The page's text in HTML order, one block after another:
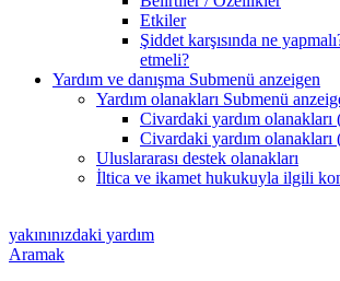
Etkiler
Şiddet karşısında ne
etmeli?
Yardım ve danışma Submenü anzeigen
Yardım olanakları Submenü
Civardaki yardım
Civardaki yardım olanakları
Uluslararası destek olanakları
İltica ve ikamet hukukuyla ilgili
yakınınızdaki yardım
Aramak